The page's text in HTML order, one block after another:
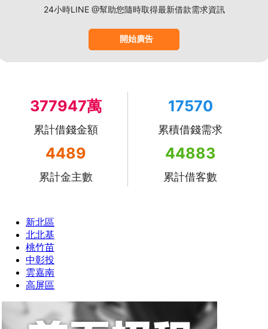
24小時LINE @幫助您隨時取得最新借款需求資訊
開始廣告
377947萬
累計借錢金額
17570
累積借錢需求
4489
累計金主數
44883
累計借客數